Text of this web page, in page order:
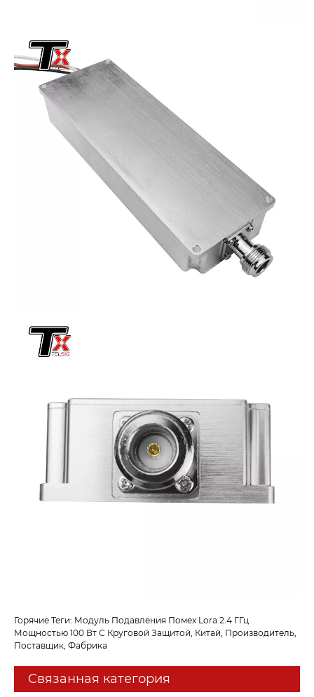
Горячие Теги: Модуль Подавления Помех Lora 2.4 ГГц
Мощностью 100 Вт С Круговой Защитой, Китай, Производитель,
Поставщик, Фабрика
Связанная категория